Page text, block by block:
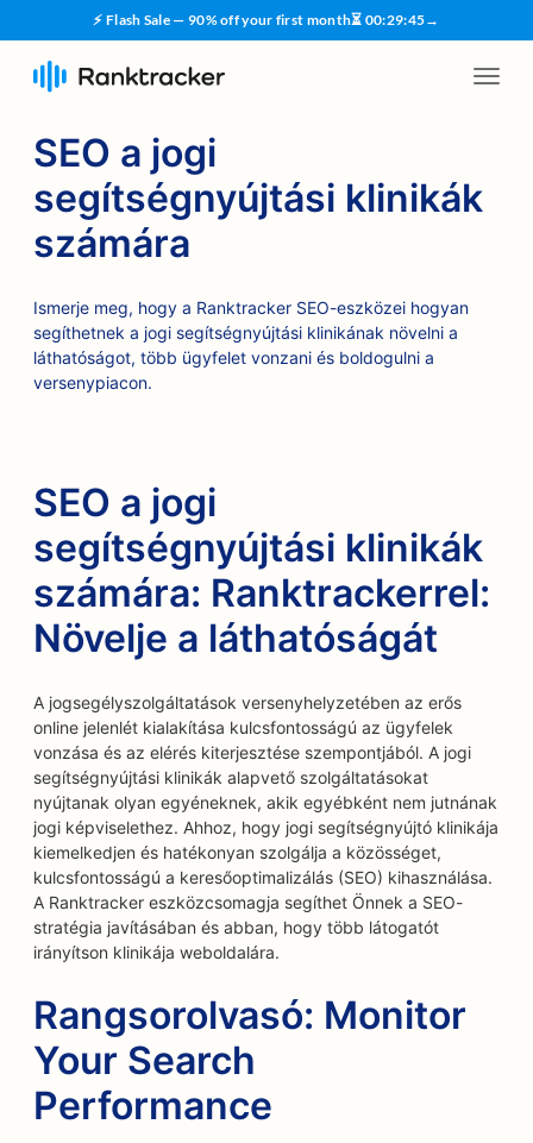
⚡ Flash Sale — 90% off your first month⏳ 00:29:45→
SEO a jogi
segítségnyújtási klinikák
számára
Ismerje meg, hogy a Ranktracker SEO-eszközei hogyan
segíthetnek a jogi segítségnyújtási klinikának növelni a
láthatóságot, több ügyfelet vonzani és boldogulni a
versenypiacon.
SEO a jogi
segítségnyújtási klinikák
számára: Ranktrackerrel:
Növelje a láthatóságát
A jogsegélyszolgáltatások versenyhelyzetében az erős
online jelenlét kialakítása kulcsfontosságú az ügyfelek
vonzása és az elérés kiterjesztése szempontjából. A jogi
segítségnyújtási klinikák alapvető szolgáltatásokat
nyújtanak olyan egyéneknek, akik egyébként nem jutnának
jogi képviselethez. Ahhoz, hogy jogi segítségnyújtó klinikája
kiemelkedjen és hatékonyan szolgálja a közösséget,
kulcsfontosságú a keresőoptimalizálás (SEO) kihasználása.
A Ranktracker eszközcsomagja segíthet Önnek a SEO-
stratégia javításában és abban, hogy több látogatót
irányítson klinikája weboldalára.
Rangsorolvasó: Monitor
Your Search
Performance